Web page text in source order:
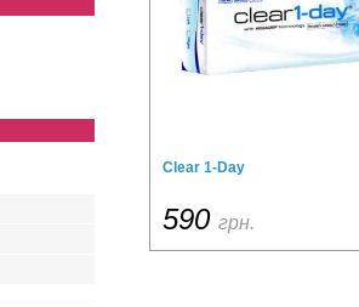
Clear 1-Day
590 грн.